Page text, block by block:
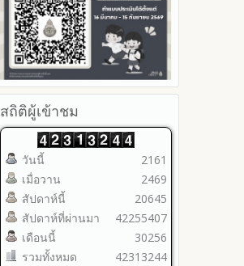
คู่มือหรือแนวทางการปฏิบัติงาน
ของเจ้าหน้าที่
คู่มือหรือแนวทางการขอรับ
บริการสำหรับผู้รับบริการหรือผู้มา
ติดต่อ
ระบบการให้บริการผ่านช่อง
ทางออนไลน์ (E-Service)
My Office
My School
SL-WEB
BRSS
ACC Tak2
ข้อมูลสถิติการให้บริการ
ศึกษา ประจำงบประมาณ
รายงานผลการดำเนินการ
ป้องกันการทุจริตประจำปี
2568
2567
2566
2565
2564
2563
รายงานการกำกับติดตาม
มาตรการส่งเสริมคุณธรรมและ
ความโปร่งใสภายใน สพท.
การนำผลการประเมิน ITA ไปสู่
การพัฒนาองค์กร
รายงานผลการดำเนินการเพื่อ
มาตรการป้องกันการขัดกัน
ระหว่างผลประโยชน์ส่วนตนกับ
ส่วนรวม
มาตรการตรวจสอบการใช้ดุลพินิจ
มาตราการให้ผู้มีส่วนได้ส่วนเสียมี
ส่วนร่วม
สถิติผู้เข้าชม
วันนี้
เมื่อวาน
สัปดาห์นี้
สัปดาห์ที่ผ่านมา
เดือนนี้
รวมทั้งหมด
2161
2469
20645
42255407
30256
42313244